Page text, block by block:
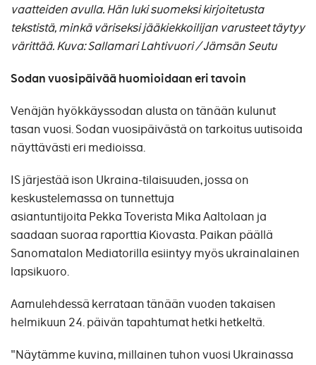
vaatteiden avulla. Hän luki suomeksi kirjoitetusta
tekstistä, minkä väriseksi jääkiekkoilijan varusteet täytyy
värittää. Kuva: Sallamari Lahtivuori / Jämsän Seutu
Sodan vuosipäivää huomioidaan eri tavoin
Venäjän hyökkäyssodan alusta on tänään kulunut
tasan vuosi. Sodan vuosipäivästä on tarkoitus uutisoida
näyttävästi eri medioissa.
IS järjestää ison Ukraina-tilaisuuden, jossa on
keskustelemassa on tunnettuja
asiantuntijoita Pekka Toverista Mika Aaltolaan ja
saadaan suoraa raporttia Kiovasta. Paikan päällä
Sanomatalon Mediatorilla esiintyy myös ukrainalainen
lapsikuoro.
Aamulehdessä kerrataan tänään vuoden takaisen
helmikuun 24. päivän tapahtumat hetki hetkeltä.
"Näytämme kuvina, millainen tuhon vuosi Ukrainassa